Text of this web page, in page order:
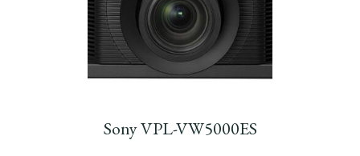
Sony VPL-VW5000ES